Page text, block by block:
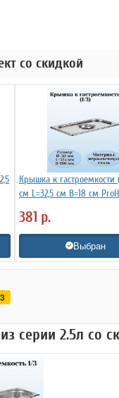
со скидкой
Крышка к гастроемкости
см L=32,5 см B=18 см
381 р.
Выбран
3
серии 2.5л со